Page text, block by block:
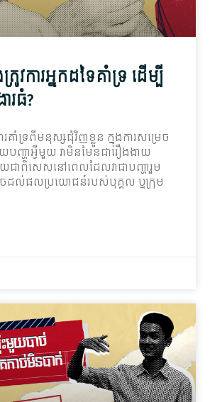
វការអ្នកដទៃគាំទ្រ ដើម្បី
រធំ?
គាំទ្រ​ពី​មនុស្ស​ជុំវិញ​ខ្លួន ក្នុង​ការសម្រេច​
យ​បញ្ហា​អ្វីមួយ វា​មិនមែន​ជា​រឿង​ងាយ
ាពិសេស​នៅពេល​ដែល​វា​ជា​បញ្ហា​រួម
ច​ដល់​ផលប្រយោជន៍​របស់​បុគ្គល ឬក្រុម​